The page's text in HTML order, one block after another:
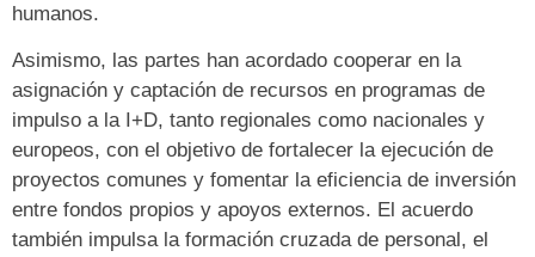
humanos.
Asimismo, las partes han acordado cooperar en la
asignación y captación de recursos en programas de
impulso a la I+D, tanto regionales como nacionales y
europeos, con el objetivo de fortalecer la ejecución de
proyectos comunes y fomentar la eficiencia de inversión
entre fondos propios y apoyos externos. El acuerdo
también impulsa la formación cruzada de personal, el